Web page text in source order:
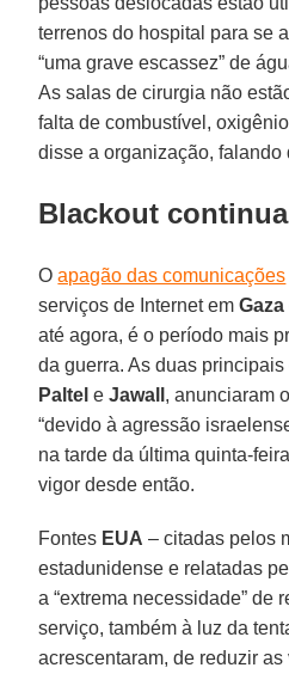
terrenos do hospital para se
“uma grave escassez” de
As salas de cirurgia não
falta de combustível,
disse a organização, falando
Blackout
Oapagão das comunicações
serviços de Internet emGaza
até agora, é o período mais
da guerra. As duas
Paltel eJawall , anunciaram
“devido à agressão
na tarde da última quinta-
vigor desde então.
Fontes EUA – citadas pelos
estadunidense e relatadas
a “extrema necessidade” de
serviço, também à luz da
acrescentaram, de reduzir as